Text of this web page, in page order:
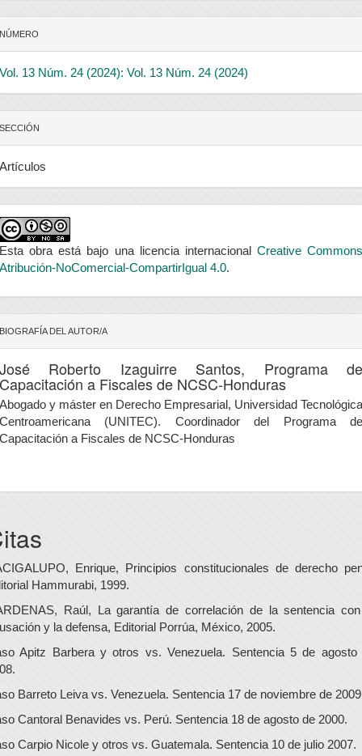
NÚMERO
Vol. 13 Núm. 24 (2024): Vol. 13 Núm. 24 (2024)
SECCIÓN
Artículos
Esta obra está bajo una licencia internacional Creative Commons
Atribución-NoComercial-CompartirIgual 4.0.
BIOGRAFÍA DEL AUTOR/A
José Roberto Izaguirre Santos, Programa
Capacitación a Fiscales de NCSC-Honduras
Abogado y máster en Derecho Empresarial, Universidad Tecnológica
Centroamericana (UNITEC). Coordinador del Programa de
Capacitación a Fiscales de NCSC-Honduras
Enrique, Principios constitucionales de derecho
Hammurabi, 1999.
Raúl, La garantía de correlación de la sentencia
y la defensa, Editorial Porrúa, México, 2005.
Apitz Barbera y otros vs. Venezuela. Sentencia 5 de agosto
Barreto Leiva vs. Venezuela. Sentencia 17 de noviembre de
Cantoral Benavides vs. Perú. Sentencia 18 de agosto de 2000.
Carpio Nicole y otros vs. Guatemala. Sentencia 10 de julio 2007.